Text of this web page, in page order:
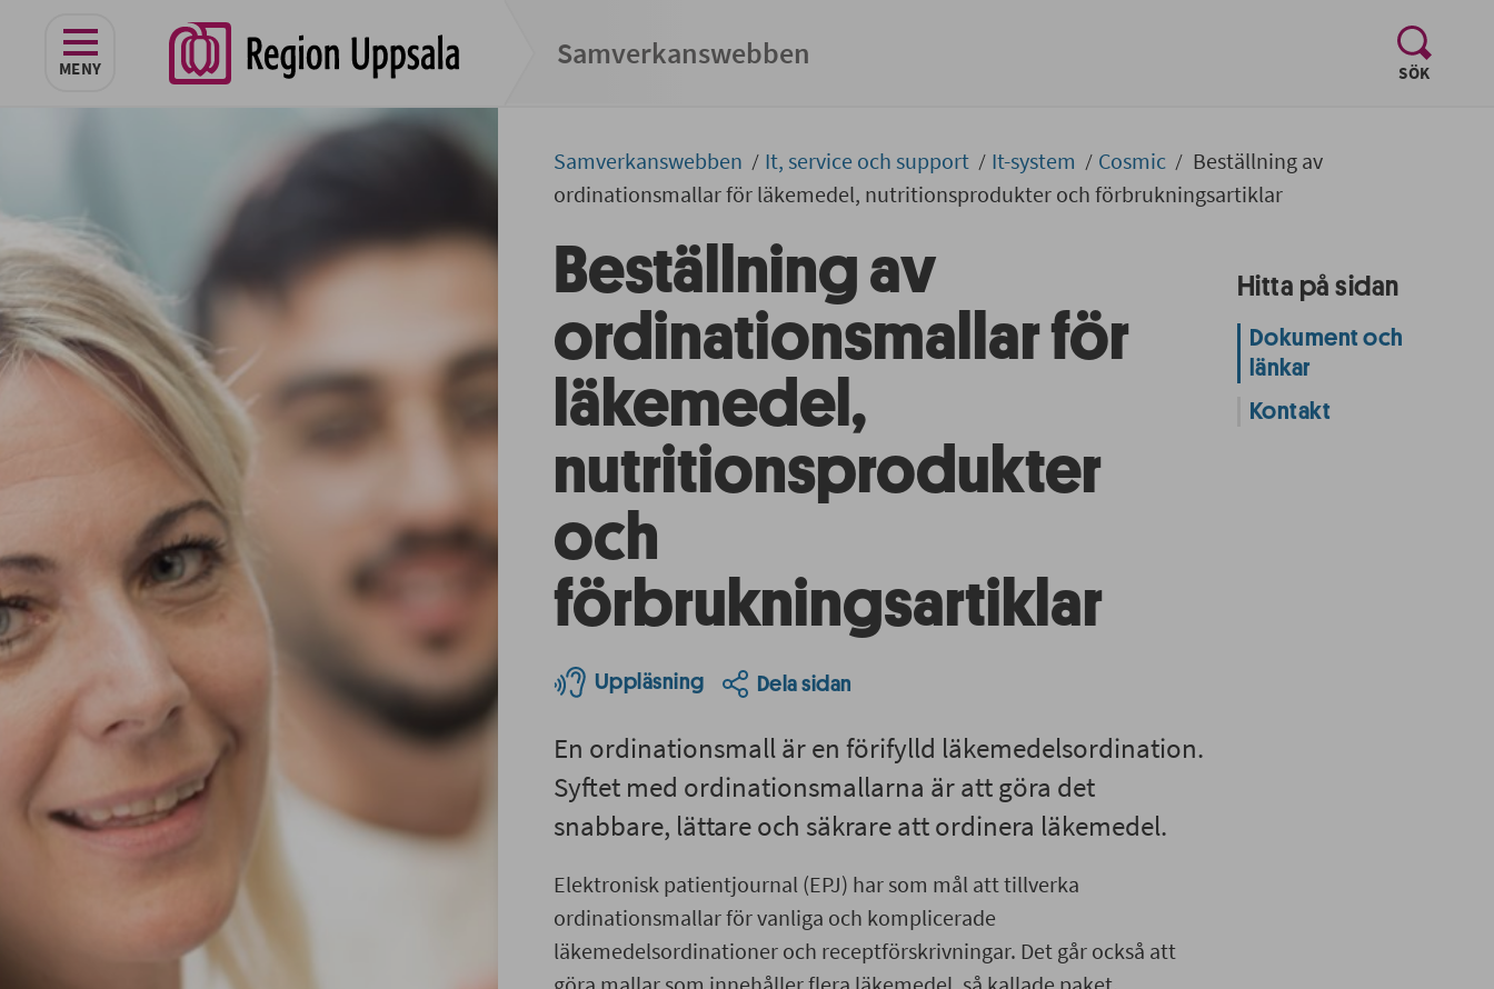
MENY
navigeringen Samverkans­­webben
SÖK
, visa
Samverkans­­­webben It, service och support It-system Cosmic
Beställning av
ordinationsmallar för läkemedel, nutritionsprodukter och förbrukningsartiklar
Beställning av
ordinationsmallar för
läkemedel,
nutritionsprodukter
och
förbrukningsartiklar
Uppläsning Dela sidan
En ordinationsmall är en förifylld läkemedelsordination.
Syftet med ordinationsmallarna är att göra det
snabbare, lättare och säkrare att ordinera läkemedel.
Elektronisk patientjournal (EPJ) har som mål att tillverka
ordinationsmallar för vanliga och komplicerade
läkemedelsordinationer och receptförskrivningar. Det går också att
Hitta på sidan
Dokument och
länkar
Kontakt